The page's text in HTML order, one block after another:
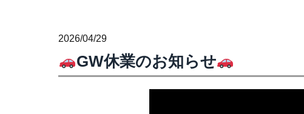
2026/04/29
GW休業のお知らせ